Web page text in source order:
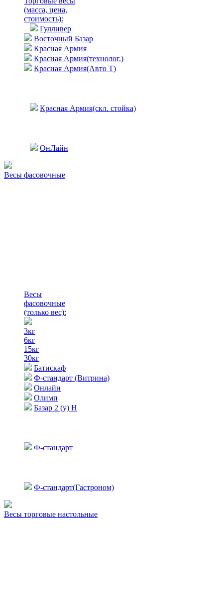
(масса, цена,
стоимость):
Гулливер
Восточный Базар
Красная Армия
Красная Армия(технолог.)
Красная Армия(Авто Т)
Красная Армия(скл. стойка)
ОнЛайн
Весы фасовочные
Весы
фасовочные
(только вес):
3кг
6кг
15кг
30кг
Батискаф
Ф-стандарт (Витрина)
Онлайн
Олимп
Базар 2 (у) Н
Ф-стандарт
Ф-стандарт(Гастроном)
Весы торговые настольные